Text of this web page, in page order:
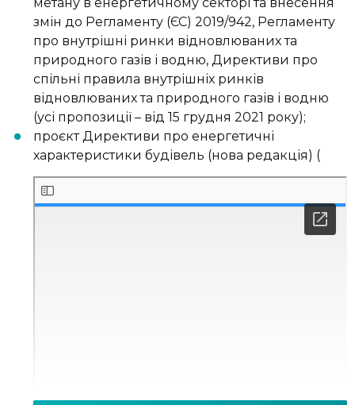
змін до Регламенту (ЄС) 2019/942, Регламенту
про внутрішні ринки відновлюваних та
природного газів і водню, Директиви про
спільні правила внутрішніх ринків
відновлюваних та природного газів і водню
(усі пропозиції – від 15 грудня 2021 року);
проєкт Директиви про енергетичні
характеристики будівель (нова редакція) (